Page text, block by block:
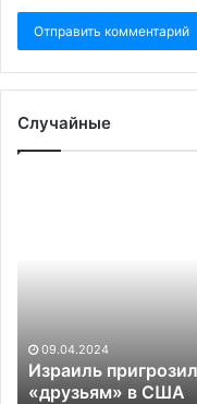
Случайные
США09.04.2024
Израиль
«друзьям» в США